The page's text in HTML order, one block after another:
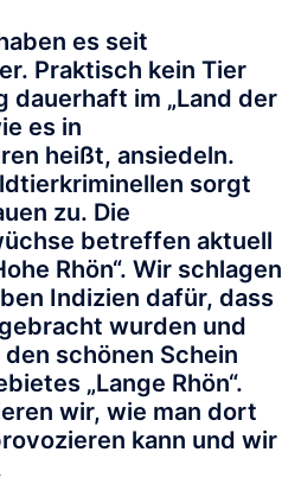
es seit
Praktisch kein Tier
dauerhaft im „Land der
es in
heißt, ansiedeln.
sorgt
zu. Die
betreffen aktuell
Rhön“. Wir schlagen
Indizien dafür, dass
wurden und
schönen Schein
„Lange Rhön“.
wir, wie man dort
kann und wir